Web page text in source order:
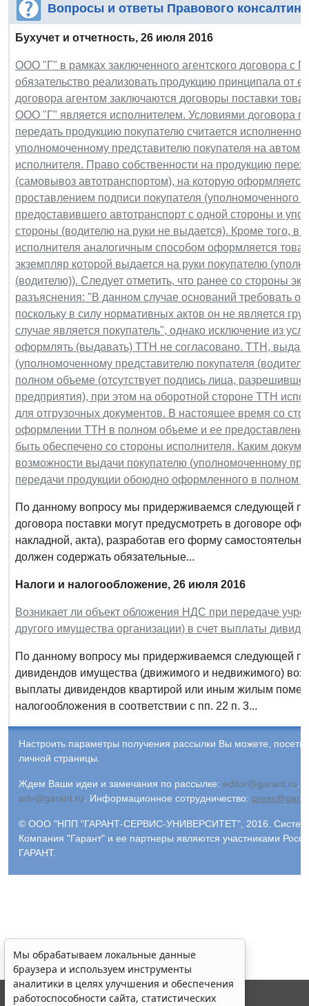
Вопросы и ответы Правового
Бухучет и отчетность, 26 июля 2016
ООО "Г" в рамках заключенного агентского договора с
обязательство реализовать продукцию принципала от
договора агентом заключаются договоры поставки
ООО "Г" является исполнителем. Условиями договора
передать продукцию покупателю считается
уполномоченному представителю покупателя на
исполнителя. Право собственности на продукцию
(самовывоз автотранспортом), на которую
проставлением подписи покупателя (уполномоченного
предоставившего автотранспорт с одной стороны и
стороны (водителю на руки не выдается). Кроме того, в
исполнителя аналогичным способом оформляется
экземпляр которой выдается на руки покупателю
(водителю)). Следует отметить, что ранее со стороны
разъяснения: "В данном случае оснований требовать
поскольку в силу нормативных актов он не является
случае является покупатель", однако исключение из
оформлять (выдавать) ТТН не согласовано. ТТН,
(уполномоченному представителю покупателя
полном объеме (отсутствует подпись лица,
предприятия), при этом на оборотной стороне ТТН
для отгрузочных документов. В настоящее время со
оформлении ТТН в полном объеме и ее
быть обеспечено со стороны исполнителя. Каким
возможности выдачи покупателю (уполномоченному
передачи продукции обоюдно оформленного в полном
По данному вопросу мы придерживаемся следующей
договора поставки могут предусмотреть в договоре
накладной, акта), разработав его форму
должен содержать обязательные...
Налоги и налогообложение, 26 июля 2016
Возникает ли объект обложения НДС при передаче
другого имущества организации) в счет выплаты
По данному вопросу мы придерживаемся следующей
дивидендов имущества (движимого и недвижимого)
выплаты дивидендов квартирой или иным жилым
налогообложения в соответствии с пп. 22 п. 3...
Настроить параметры получения рассылки Вы можете,
личной страницы.
Ждем Ваши идеи и замечания по рассылке: editor@garant.ru
adv@garant.ru
Информационное сотрудничество:
© ООО "НПП "ГАРАНТ-СЕРВИС-УНИВЕРСИТЕТ", 2016. Система
Компания "Гарант" и ее партнеры являются участниками
ГАРАНТ.
Мы обрабатываем локальные данные
браузера и используем инструменты
аналитики в целях улучшения и обеспечения
работоспособности сайта, статистических